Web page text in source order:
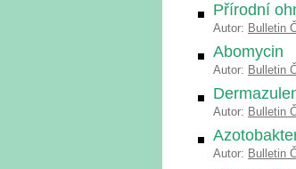
Přírodní
Autor: Bulletin
Abomycin
Autor: Bulletin
Autor: Bulletin
Autor: Bulletin